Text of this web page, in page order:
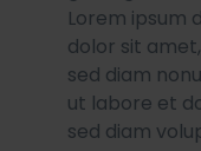
Lorem ipsum
dolor sit
sed diam
ut labore et
sed diam